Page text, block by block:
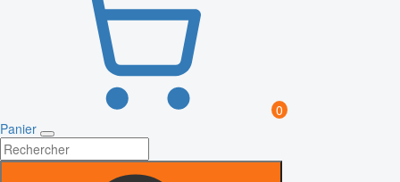
0
Panier